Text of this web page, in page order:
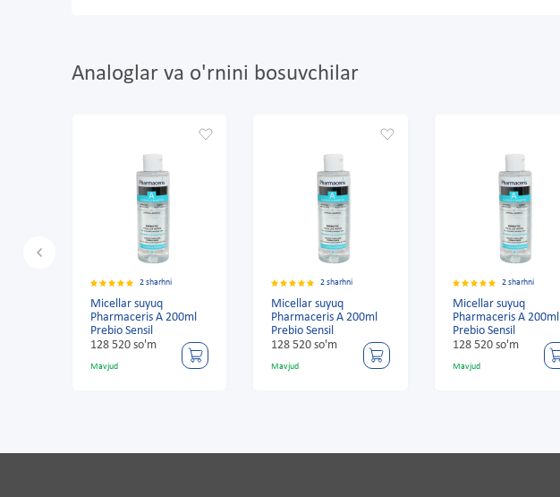
Analoglar va o'rnini bosuvchilar
2 sharhni
Micellar suyuq
Pharmaceris A 200ml
Prebio Sensil
128 520 so'm
Mavjud
2 sharhni
Micellar suyuq
Pharmaceris A 200ml
Prebio Sensil
128 520 so'm
Mavjud
2 sharhni
Micellar suyuq
Pharmaceris A 200ml
Prebio Sensil
128 520 so'm
Mavjud